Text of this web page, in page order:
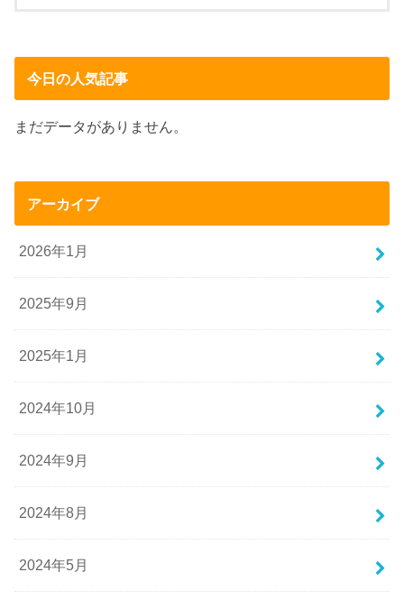
今日の人気記事
まだデータがありません。
アーカイブ
2026年1月
2025年9月
2025年1月
2024年10月
2024年9月
2024年8月
2024年5月